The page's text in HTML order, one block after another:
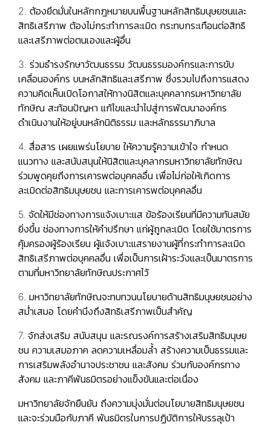
2. ต้องยึดมั่นในหลักกฎหมายบนพื้นฐานหลักสิทธิมนุษยชนและ
สิทธิเสรีภาพ ต้องไม่กระทำการละเมิด กระทบกระเทือนต่อสิทธิ
และเสรีภาพต่อตนเองและผู้อื่น
3. ร่วมธำรงรักษาวัฒนธรรม วัฒนธรรมองค์กรและการขับ
เคลื่อนองค์กร บนหลักสิทธิและเสรีภาพ ซึ่งรวมไปถึงการแสดง
ความคิดเห็นเปิดโอกาสให้ทางนิสิตและบุคคลากรมหาวิทยาลัย
ทักษิณ สะท้อนปัญหา แก้ไขและนำไปสู่การพัฒนาองค์กร
ดำเนินงานให้อยู่บนหลักนิติธรรม และหลักธรรมาภิบาล
4. สื่อสาร เผยแพร่นโยบาย ให้ความรู้ความเข้าใจ กำหนด
แนวทาง และสนับสนุนให้นิสิตและบุคลากรมหาวิทยาลัยทักษิณ
ร่วมพูดคุยถึงการเคารพต่อบุคคลอื่น เพื่อไม่ก่อให้เกิดการ
ละเมิดต่อสิทธิมนุษยชน และการเคารพต่อบุคคลอื่น
5. จัดให้มีช่องทางการแจ้งเบาะแส ข้อร้องเรียนที่มีความทันสมัย
ยิ่งขึ้น ช่องทางการให้คำปรึกษา แก่ผู้ถูกละเมิด โดยใช้มาตรการ
คุ้มครองผู้ร้องเรียน ผู้แจ้งเบาะแสรายงานผู้ที่กระทำการละเมิด
สิทธิเสรีภาพต่อบุคคลอื่น เพื่อเป็นการเฝ้าระวังและเป็นมาตรการ
ตามที่มหาวิทยาลัยทักษิณประกาศไว้
6. มหาวิทยาลัยทักษิณจะทบทวนนโยบายด้านสิทธิมนุษยชนอย่าง
สม่ำเสมอ โดยคำนึงถึงสิทธิเสรีภาพเป็นสำคัญ
7. จักส่งเสริม สนับสนุน และรณรงค์การสร้างเสริมสิทธิมนุษย
ชน ความเสมอภาค ลดความเหลื่อมล้ำ สร้างความเป็นธรรมและ
การเสริมพลังอำนาจประชาชน และสังคม ร่วมกับองค์กรทาง
สังคม และภาคีพันธมิตรอย่างแข็งขันและต่อเนื่อง
มหาวิทยาลัยจักยืนยัน ถึงความมุ่งมั่นต่อนโยบายสิทธิมนุษยชน
และจะร่วมมือกับภาคี พันธมิตรในการปฏิบัติการให้บรรลุเป้า